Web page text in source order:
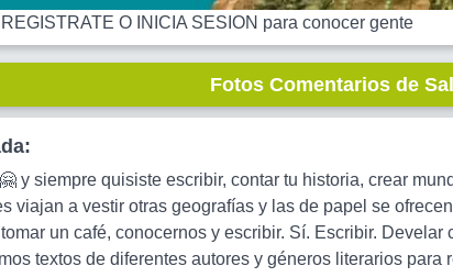
REGISTRATE O INICIA SESION para conocer gente
Fotos Comentarios de
y siempre quisiste escribir, contar tu historia, crear
viajan a vestir otras geografías y las de papel se
un café, conocernos y escribir. Sí. Escribir.
textos de diferentes autores y géneros literarios